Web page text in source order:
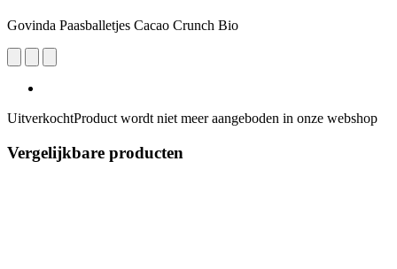
Govinda Paasballetjes Cacao Crunch Bio
UitverkochtProduct wordt niet meer aangeboden in onze webshop
Vergelijkbare producten